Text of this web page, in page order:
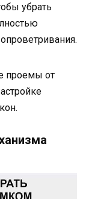
убрать
проемы от